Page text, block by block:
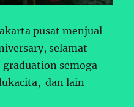
pusat menjual
selamat
semoga
dan lain